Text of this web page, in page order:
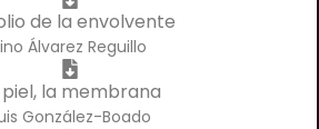
de la envolvente
Álvarez Reguillo
piel, la membrana
González-Boado